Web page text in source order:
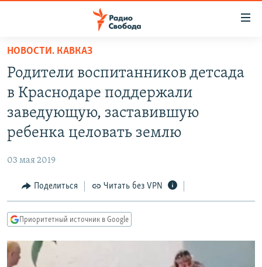
упрощенного
доступа
Вернуться
основному
содержанию
Вернутся
навигации
Вернутся
ПОДКАСТЫ
АВТОРСКИЕ ПРОЕКТЫ
ЦИТАТЫ СВОБОДЫ
IDEL.РЕАЛИИ
КАВКАЗ.РЕАЛИИ
СИБИРЬ.РЕАЛИИ
НОВОСТИ. КАВКАЗ
Родители воспитанников детсада
в Краснодаре поддержали
заведующую, заставившую
ребенка целовать землю
03 мая 2019
Поделиться Читать без VPN
Приоритетный источник в Google